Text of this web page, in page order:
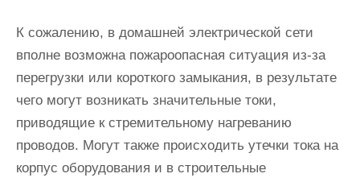
К сожалению, в домашней электрической сети
вполне возможна пожароопасная ситуация из-за
перегрузки или короткого замыкания, в результате
чего могут возникать значительные токи,
приводящие к стремительному нагреванию
проводов. Могут также происходить утечки тока на
корпус оборудования и в строительные